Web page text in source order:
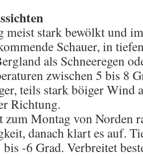
meist stark bewölkt und
Schauer, in
als Schneeregen
zwischen 5 bis 8
teils stark böiger Wind
Richtung.
zum Montag von Norden
danach klart es auf.
-6 Grad. Verbreitet